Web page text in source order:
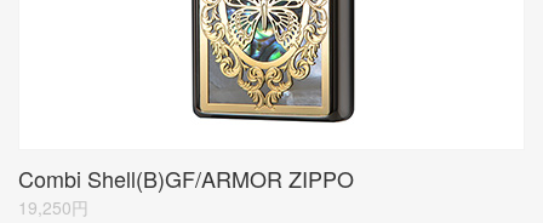
Combi Shell(B)GF/ARMOR ZIPPO
19,250円